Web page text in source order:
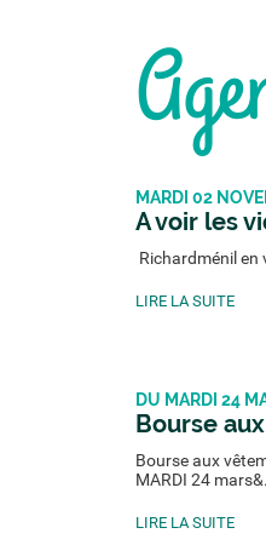
MARDI 02
A voir les
Richardménil en
LIRE LA SUITE
DU MARDI 24
Bourse
Bourse aux
MARDI 24
LIRE LA SUITE